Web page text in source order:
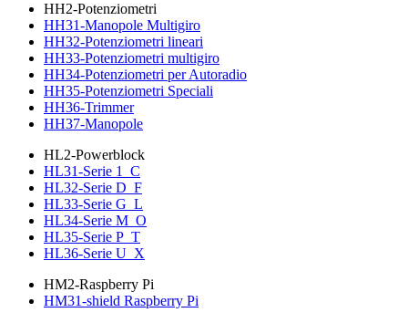
HH2-Potenziometri
HH31-Manopole Multigiro
HH32-Potenziometri lineari
HH33-Potenziometri multigiro
HH34-Potenziometri per Autoradio
HH35-Potenziometri Speciali
HH36-Trimmer
HH37-Manopole
HL2-Powerblock
HL31-Serie 1_C
HL32-Serie D_F
HL33-Serie G_L
HL34-Serie M_O
HL35-Serie P_T
HL36-Serie U_X
HM2-Raspberry Pi
HM31-shield Raspberry Pi